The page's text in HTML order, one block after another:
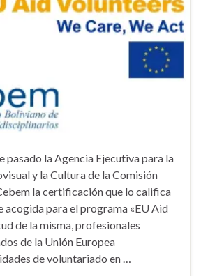
pasado la Agencia Ejecutiva para la
y la Cultura de la Comisión
la certificación que lo califica
acogida para el programa «EU Aid
de la misma, profesionales
de la Unión Europea
de voluntariado en …